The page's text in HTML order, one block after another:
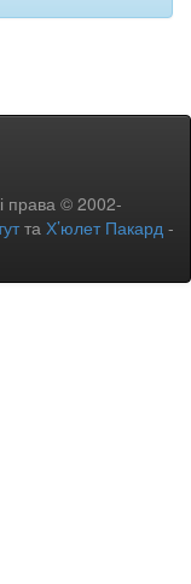
права © 2002-
та Х’юлет Пакард -